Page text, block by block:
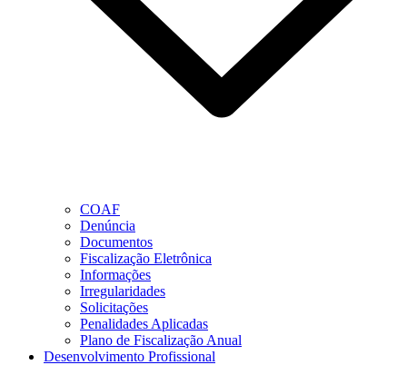
COAF
Denúncia
Documentos
Fiscalização Eletrônica
Informações
Irregularidades
Solicitações
Penalidades Aplicadas
Plano de Fiscalização Anual
Desenvolvimento Profissional